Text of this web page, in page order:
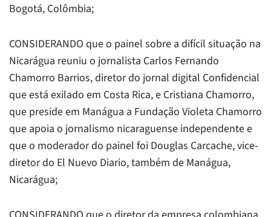
Bogotá, Colômbia;
CONSIDERANDO que o painel sobre a difícil situação na
Nicarágua reuniu o jornalista Carlos Fernando
Chamorro Barrios, diretor do jornal digital Confidencial
que está exilado em Costa Rica, e Cristiana Chamorro,
que preside em Manágua a Fundação Violeta Chamorro
que apoia o jornalismo nicaraguense independente e
que o moderador do painel foi Douglas Carcache, vice-
diretor do El Nuevo Diario,também de Manágua,
Nicarágua;